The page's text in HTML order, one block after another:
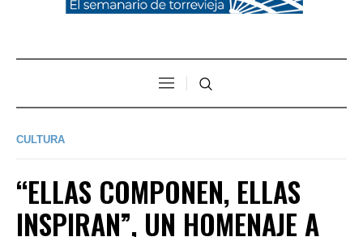
CULTURA
“ELLAS COMPONEN, ELLAS
INSPIRAN”, UN HOMENAJE A